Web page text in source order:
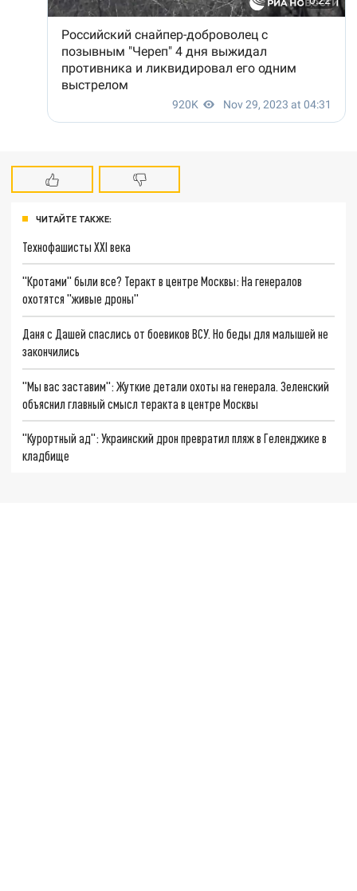
ЧИТАЙТЕ ТАКЖЕ:
Технофашисты XXI века
"Кротами" были все? Теракт в центре Москвы: На генералов
охотятся "живые дроны"
Даня с Дашей спаслись от боевиков ВСУ. Но беды для малышей не
закончились
"Мы вас заставим": Жуткие детали охоты на генерала. Зеленский
объяснил главный смысл теракта в центре Москвы
"Курортный ад": Украинский дрон превратил пляж в Геленджике в
кладбище